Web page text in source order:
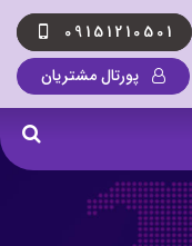
09151210501
پورتال مشتریان